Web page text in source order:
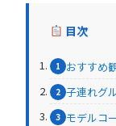
目次
おすすめ
子連れグ
モデルコ